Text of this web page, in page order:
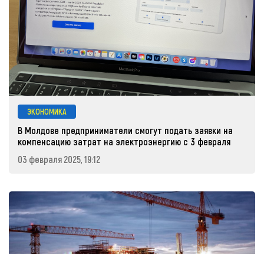
ЭКОНОМИКА
В Молдове предприниматели смогут подать заявки на
компенсацию затрат на электроэнергию с 3 февраля
03 февраля 2025, 19:12